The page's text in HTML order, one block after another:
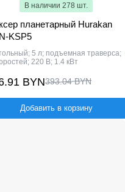
В наличии 278 шт.
планетарный Hurakan
KSP5
5 л; подъемная траверса;
220 В; 1.4 кВт
BYN393.04 BYN
Добавить в корзину